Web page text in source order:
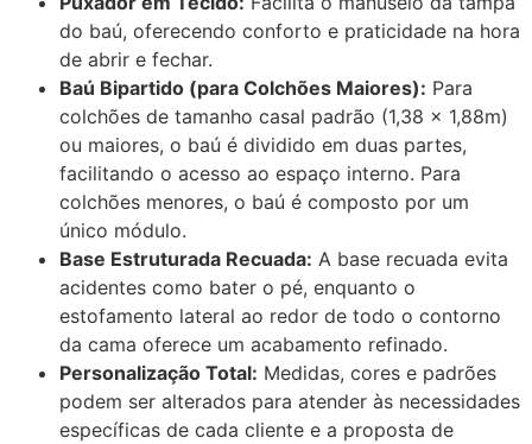
do baú, oferecendo conforto e praticidade na hora
de abrir e fechar.
Baú Bipartido (para Colchões Maiores): Para
colchões de tamanho casal padrão (1,38 x 1,88m)
ou maiores, o baú é dividido em duas partes,
facilitando o acesso ao espaço interno. Para
colchões menores, o baú é composto por um
único módulo.
Base Estruturada Recuada: A base recuada evita
acidentes como bater o pé, enquanto o
estofamento lateral ao redor de todo o contorno
da cama oferece um acabamento refinado.
Personalização Total: Medidas, cores e padrões
podem ser alterados para atender às necessidades
específicas de cada cliente e a proposta de